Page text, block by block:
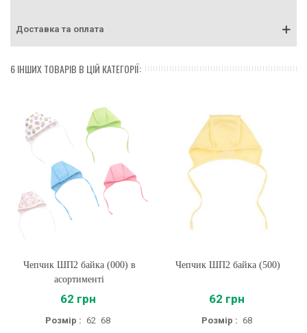
Доставка та оплата
6 ІНШИХ ТОВАРІВ В ЦІЙ КАТЕГОРІЇ:
Чепчик ШП2 байка (000) в
асортименті
62 грн
Розмір : 62 68
Чепчик ШП2 байка (500)
62 грн
Розмір : 68